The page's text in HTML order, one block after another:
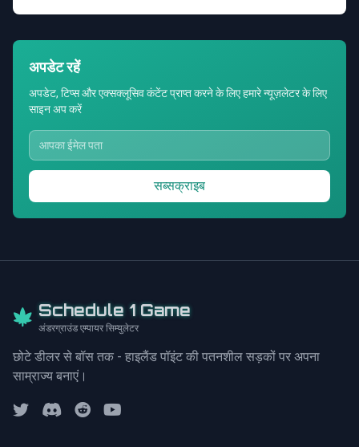
अपडेट रहें
अपडेट, टिप्स और एक्सक्लूसिव कंटेंट प्राप्त करने के लिए हमारे न्यूज़लेटर के लिए
साइन अप करें
सब्सक्राइब
Schedule 1 Game
अंडरग्राउंड एम्पायर सिम्युलेटर
छोटे डीलर से बॉस तक - हाइलैंड पॉइंट की पतनशील सड़कों पर अपना
साम्राज्य बनाएं।